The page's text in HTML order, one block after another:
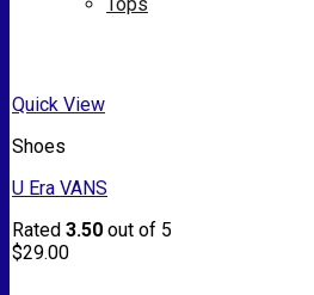
Quick View
Shoes
U Era VANS
Rated 3.50 out of 5
$29.00